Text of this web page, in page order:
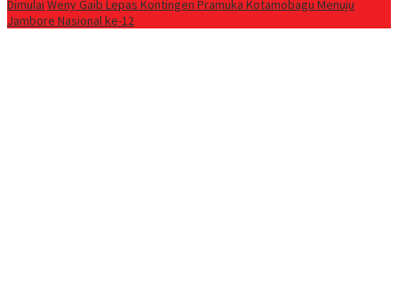
Dimulai Weny Gaib Lepas Kontingen Pramuka Kotamobagu Menuju
Jambore Nasional ke-12